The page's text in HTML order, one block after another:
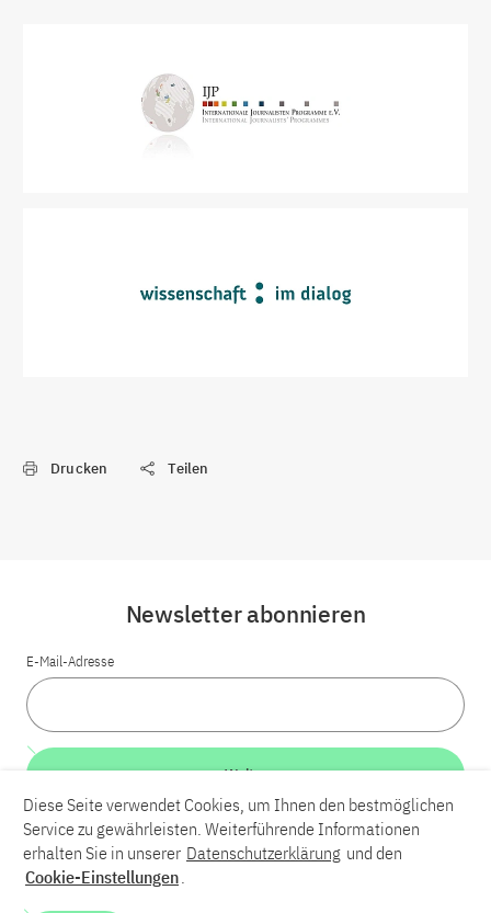
Drucken Teilen
LinkedInBlueskyYouTube
Newsletter abonnieren
E-Mail-Adresse
Weiter
Diese Seite verwendet Cookies, um Ihnen den bestmöglichen
Service zu gewährleisten. Weiterführende Informationen
erhalten Sie in unserer Datenschutzerklärung und den
Cookie-Einstellungen.